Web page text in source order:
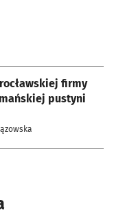
firmy
pustyni